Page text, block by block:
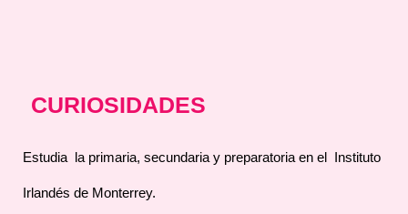
CURIOSIDADES
Estudia la primaria, secundaria y preparatoria en el Instituto
Irlandés de Monterrey.